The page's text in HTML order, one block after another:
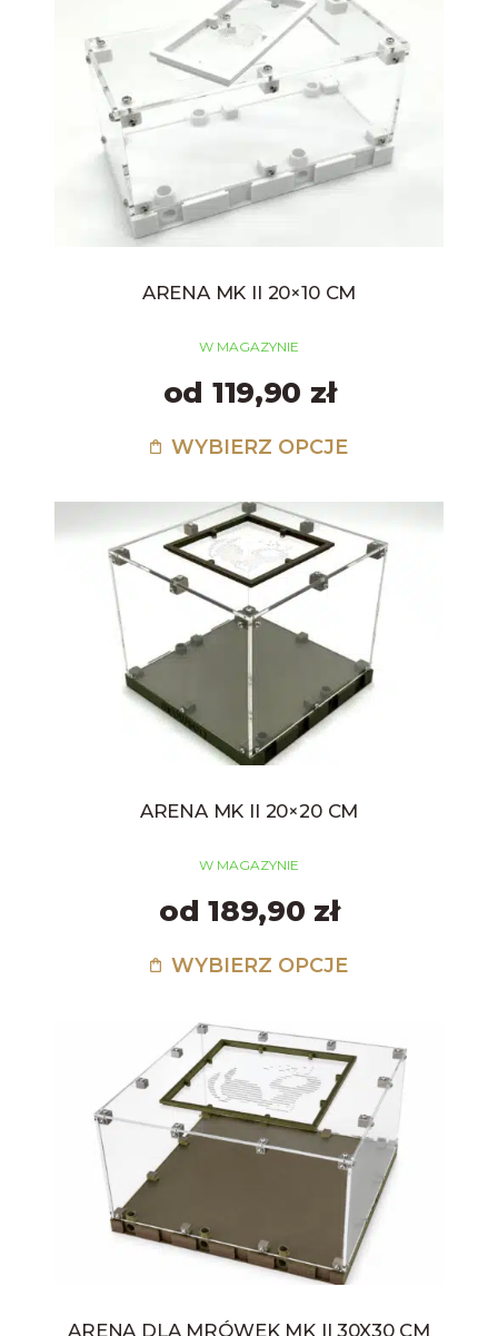
ARENA MK II 20×10 CM
W MAGAZYNIE
od 119,90 zł
WYBIERZ OPCJE
ARENA MK II 20×20 CM
W MAGAZYNIE
od 189,90 zł
WYBIERZ OPCJE
ARENA DLA MRÓWEK MK II 30X30 CM